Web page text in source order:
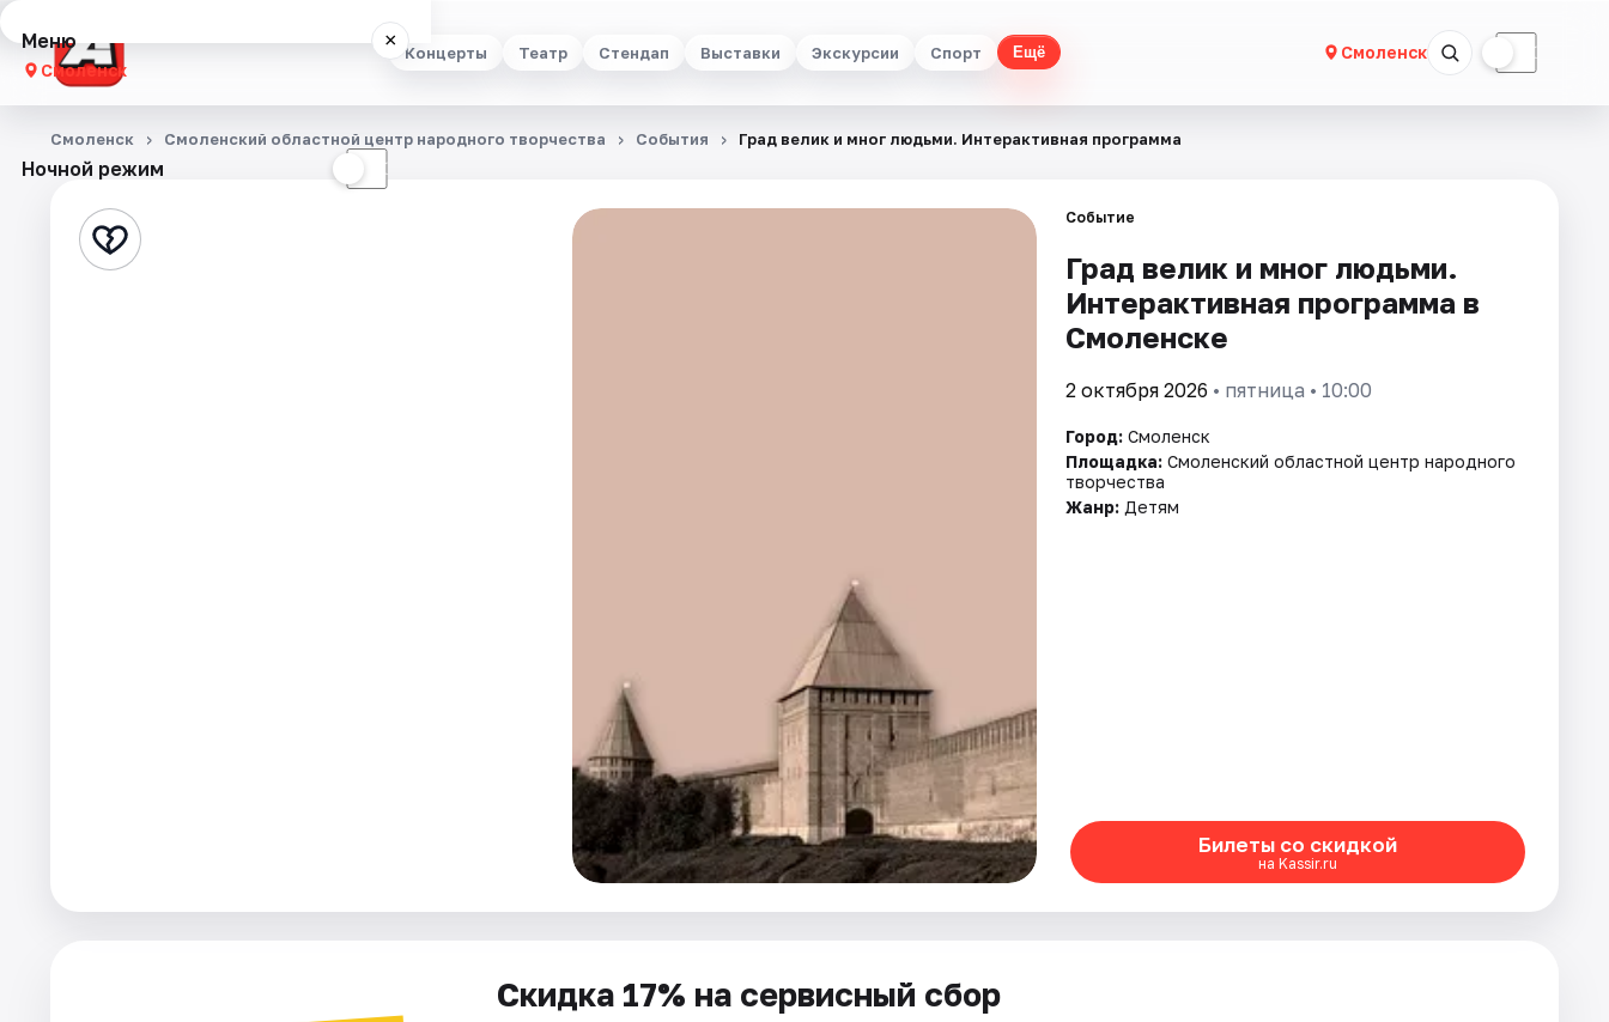
Концерты Театр Стендап Выставки Экскурсии Спорт Ещё Смоленск ☾
Меню ×
Смоленск
Концерты
Стендап
Ночной режим ☾
Смоленск Смоленский областной центр народного творчества События Град велик и мног людьми. Интерактивная программа
Событие
Град велик и мног людьми.
Интерактивная программа в
Смоленске
2 октября 2026 • пятница • 10:00
Город: Смоленск
Площадка: Смоленский областной центр народного
творчества
Жанр: Детям
Билеты со скидкой
на Kassir.ru
Скидка 17% на сервисный сбор